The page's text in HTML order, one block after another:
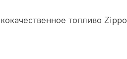
топливо Zippo